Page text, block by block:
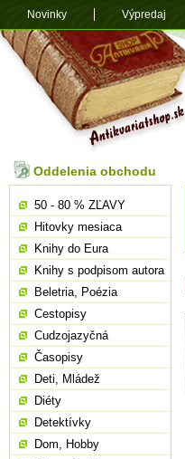
Oddelenia obchodu
50 - 80 % ZĽAVY
Hitovky mesiaca
Knihy do Eura
Knihy s podpisom autora
Beletria, Poézia
Cestopisy
Cudzojazyčná
Časopisy
Deti, Mládež
Diéty
Detektívky
Dom, Hobby
Novinky Výpredaj